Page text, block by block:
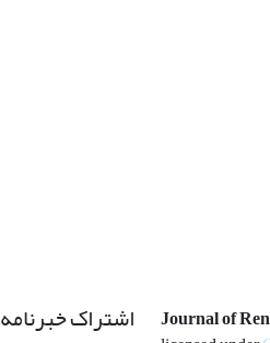
Journal of اشتراک خبرنامه